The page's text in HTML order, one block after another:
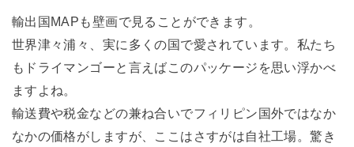
輸出国MAPも壁画で見ることができます。
世界津々浦々、実に多くの国で愛されています。私たち
もドライマンゴーと言えばこのパッケージを思い浮かべ
ますよね。
輸送費や税金などの兼ね合いでフィリピン国外ではなか
なかの価格がしますが、ここはさすがは自社工場。驚き